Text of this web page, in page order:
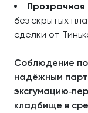
Прозрачная
без скрытых
сделки от
Соблюдение
надёжным
кладбище в